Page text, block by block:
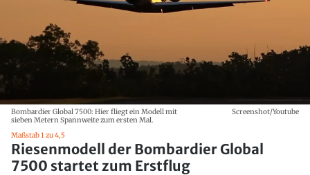
Bombardier Global 7500: Hier fliegt ein Modell mit
sieben Metern Spannweite zum ersten Mal.
Screenshot/Youtube
Maßstab 1 zu 4,5
Riesenmodell der Bombardier Global
7500 startet zum Erstflug